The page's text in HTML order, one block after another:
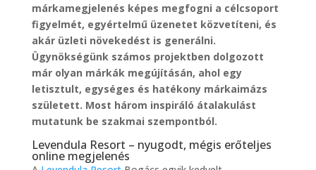
márkamegjelenés képes megfogni a célcsoport
figyelmét, egyértelmű üzenetet közvetíteni, és
akár üzleti növekedést is generálni.
Ügynökségünk számos projektben dolgozott
már olyan márkák megújításán, ahol egy
letisztult, egységes és hatékony márkaimázs
született. Most három inspiráló átalakulást
mutatunk be szakmai szempontból.
Levendula Resort – nyugodt, mégis erőteljes
online megjelenés